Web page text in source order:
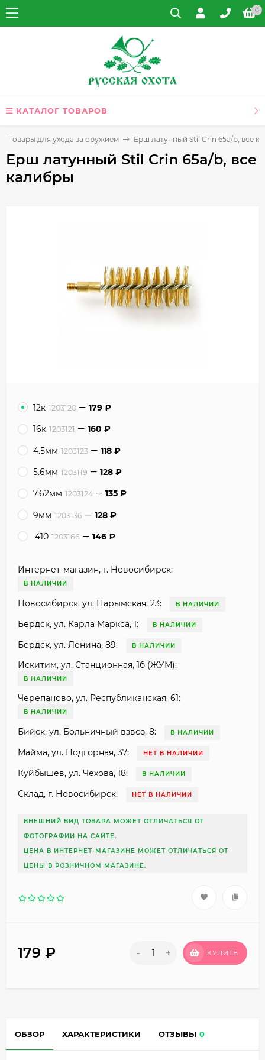
0
КАТАЛОГ ТОВАРОВ
Товары для ухода за оружием Ерш латунный Stil Crin 65a/b, все
Ерш латунный Stil Crin 65a/b, все
калибры
12к 1203120 179 ₽
16к 1203121 160 ₽
4.5мм 1203123 118 ₽
5.6мм 1203119 128 ₽
7.62мм 1203124 135 ₽
9мм 1203136 128 ₽
.410 1203166 146 ₽
Интернет-магазин, г. Новосибирск:
В НАЛИЧИИ
Новосибирск, ул. Нарымская, 23: В НАЛИЧИИ
Бердск, ул. Карла Маркса, 1: В НАЛИЧИИ
Бердск, ул. Ленина, 89: В НАЛИЧИИ
Искитим, ул. Станционная, 1б (ЖУМ):
В НАЛИЧИИ
Черепаново, ул. Республиканская, 61:
В НАЛИЧИИ
Бийск, ул. Больничный взвоз, 8: В НАЛИЧИИ
Майма, ул. Подгорная, 37: НЕТ В НАЛИЧИИ
Куйбышев, ул. Чехова, 18: В НАЛИЧИИ
Склад, г. Новосибирск: НЕТ В НАЛИЧИИ
ВНЕШНИЙ ВИД ТОВАРА МОЖЕТ ОТЛИЧАТЬСЯ ОТ
ФОТОГРАФИИ НА САЙТЕ.
ЦЕНА В ИНТЕРНЕТ-МАГАЗИНЕ МОЖЕТ ОТЛИЧАТЬСЯ ОТ
ЦЕНЫ В РОЗНИЧНОМ МАГАЗИНЕ.
179 ₽ - + КУПИТЬ
ОБЗОР ХАРАКТЕРИСТИКИ ОТЗЫВЫ 0